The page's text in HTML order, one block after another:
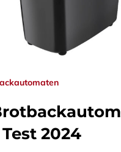
Enter zum Suchen oder
2024